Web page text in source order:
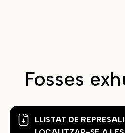
Fosses
LLISTAT DE